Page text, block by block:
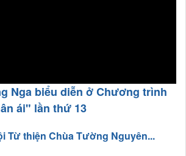
Nga biểu diễn ở Chương trình
ái" lần thứ 13
Từ thiện Chùa Tường Nguyên...